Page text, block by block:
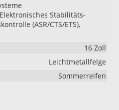
Stabilitäts-
(ASR/CTS/ETS),
16 Zoll
Leichtmetallfelge
Sommerreifen